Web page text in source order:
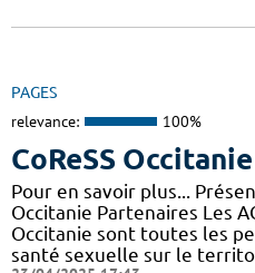
PAGES
relevance: 100%
CoReSS
Pour en savoir plus...
Occitanie Partenaires Les
Occitanie sont toutes les
santé sexuelle sur le